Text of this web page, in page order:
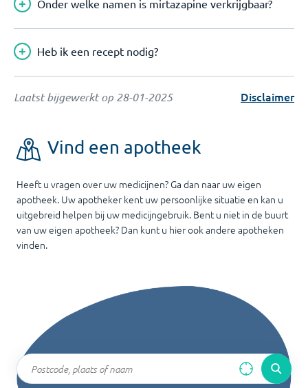
Onder welke namen is mirtazapine verkrijgbaar?
Heb ik een recept nodig?
Laatst bijgewerkt op 28-01-2025 Disclaimer
Vind een apotheek
Heeft u vragen over uw medicijnen? Ga dan naar uw eigen
apotheek. Uw apotheker kent uw persoonlijke situatie en kan u
uitgebreid helpen bij uw medicijngebruik. Bent u niet in de buurt
van uw eigen apotheek? Dan kunt u hier ook andere apotheken
vinden.